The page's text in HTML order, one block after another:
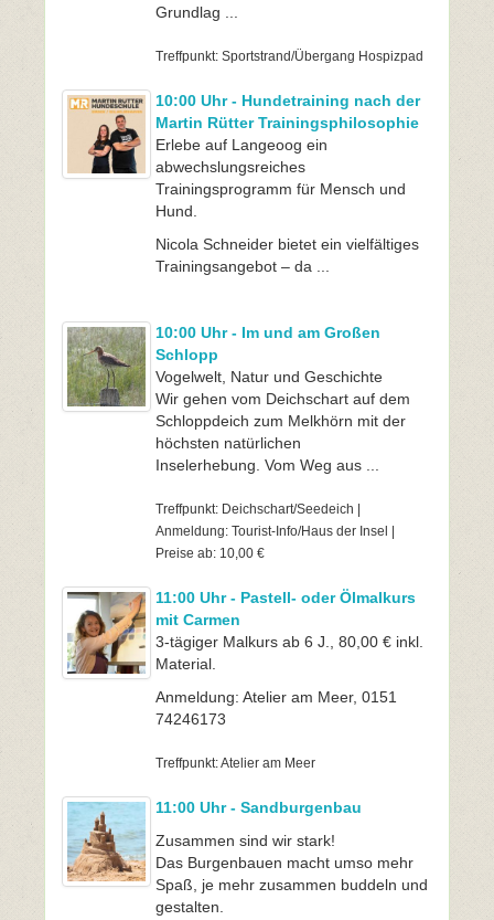
Grundlag ...
Treffpunkt: Sportstrand/Übergang Hospizpad
10:00 Uhr - Hundetraining nach der
Martin Rütter Trainingsphilosophie
Erlebe auf Langeoog ein
abwechslungsreiches
Trainingsprogramm für Mensch und
Hund.
Nicola Schneider bietet ein vielfältiges
Trainingsangebot – da ...
10:00 Uhr - Im und am Großen
Schlopp
Vogelwelt, Natur und Geschichte
Wir gehen vom Deichschart auf dem
Schloppdeich zum Melkhörn mit der
höchsten natürlichen
Inselerhebung. Vom Weg aus ...
Treffpunkt: Deichschart/Seedeich |
Anmeldung: Tourist-Info/Haus der Insel |
Preise ab: 10,00 €
11:00 Uhr - Pastell- oder Ölmalkurs
mit Carmen
3-tägiger Malkurs ab 6 J., 80,00 € inkl.
Material.
Anmeldung: Atelier am Meer, 0151
74246173
Treffpunkt: Atelier am Meer
11:00 Uhr - Sandburgenbau
Zusammen sind wir stark!
Das Burgenbauen macht umso mehr
Spaß, je mehr zusammen buddeln und
gestalten.